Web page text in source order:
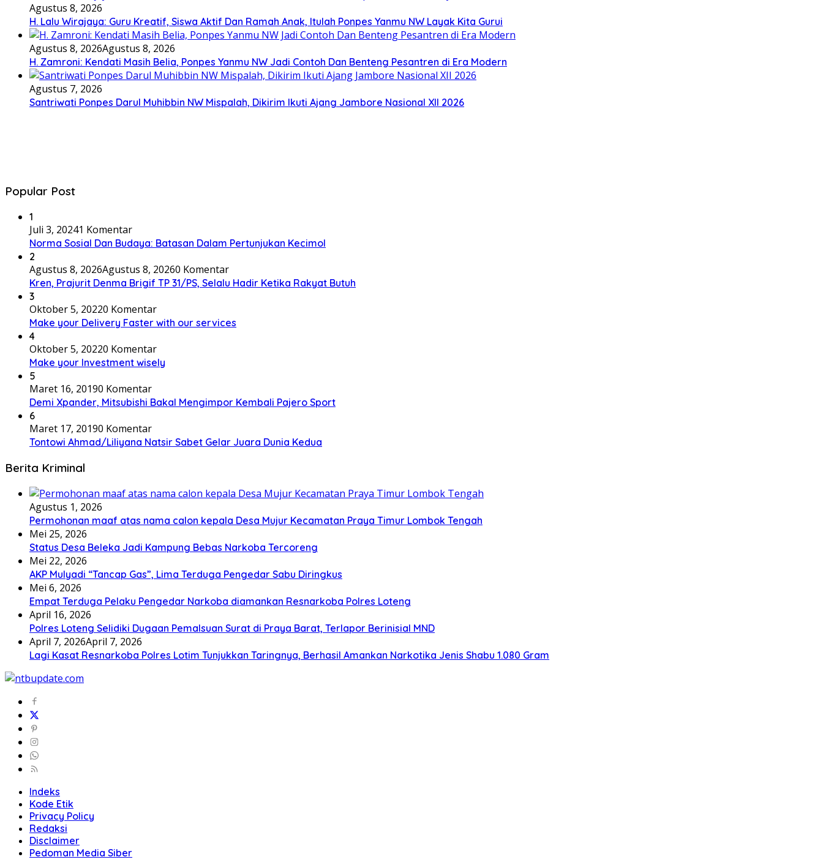
Agustus 8, 2026
H. Lalu Wirajaya: Guru Kreatif, Siswa Aktif Dan Ramah Anak, Itulah Ponpes Yanmu NW Layak Kita Gurui
Agustus 8, 2026Agustus 8, 2026
H. Zamroni: Kendati Masih Belia, Ponpes Yanmu NW Jadi Contoh Dan Benteng Pesantren di Era Modern
Agustus 7, 2026
Santriwati Ponpes Darul Muhibbin NW Mispalah, Dikirim Ikuti Ajang Jambore Nasional XII 2026
Popular Post
1
Juli 3, 20241 Komentar
Norma Sosial Dan Budaya: Batasan Dalam Pertunjukan Kecimol
2
Agustus 8, 2026Agustus 8, 20260 Komentar
Kren, Prajurit Denma Brigif TP 31/PS, Selalu Hadir Ketika Rakyat Butuh
3
Oktober 5, 20220 Komentar
Make your Delivery Faster with our services
4
Oktober 5, 20220 Komentar
Make your Investment wisely
5
Maret 16, 20190 Komentar
Demi Xpander, Mitsubishi Bakal Mengimpor Kembali Pajero Sport
6
Maret 17, 20190 Komentar
Tontowi Ahmad/Liliyana Natsir Sabet Gelar Juara Dunia Kedua
Berita Kriminal
Agustus 1, 2026
Permohonan maaf atas nama calon kepala Desa Mujur Kecamatan Praya Timur Lombok Tengah
Mei 25, 2026
Status Desa Beleka Jadi ‎Kampung Bebas Narkoba Tercoreng
Mei 22, 2026
AKP Mulyadi “Tancap Gas”, Lima Terduga Pengedar Sabu Diringkus
Mei 6, 2026
Empat Terduga Pelaku Pengedar Narkoba diamankan Resnarkoba Polres Loteng
April 16, 2026
Polres Loteng Selidiki Dugaan Pemalsuan Surat di Praya Barat, Terlapor Berinisial MND
April 7, 2026April 7, 2026
Lagi Kasat Resnarkoba Polres Lotim Tunjukkan Taringnya, Berhasil Amankan Narkotika Jenis Shabu 1.080 Gram
Indeks
Kode Etik
Privacy Policy
Redaksi
Disclaimer
Pedoman Media Siber